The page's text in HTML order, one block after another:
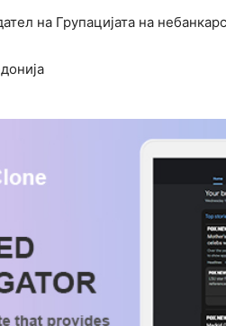
на Групацијата на